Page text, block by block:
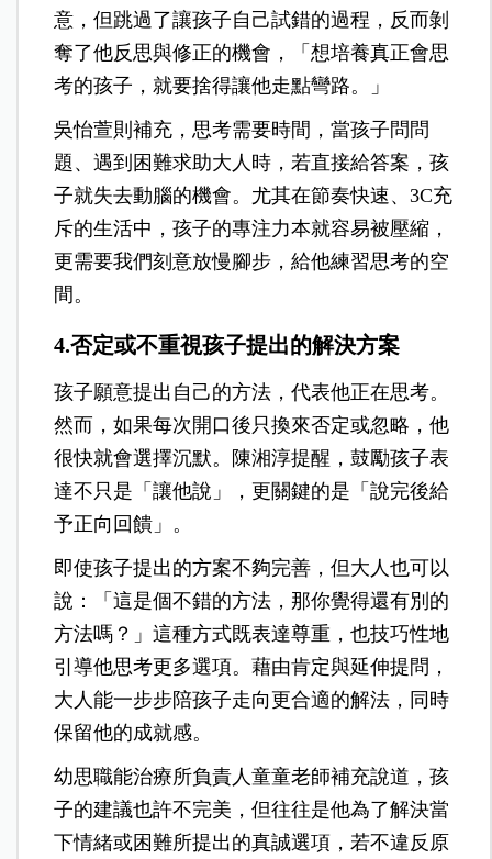
意，但跳過了讓孩子自己試錯的過程，反而剝
奪了他反思與修正的機會，「想培養真正會思
考的孩子，就要捨得讓他走點彎路。」
吳怡萱則補充，思考需要時間，當孩子問問
題、遇到困難求助大人時，若直接給答案，孩
子就失去動腦的機會。尤其在節奏快速、3C充
斥的生活中，孩子的專注力本就容易被壓縮，
更需要我們刻意放慢腳步，給他練習思考的空
間。
4.否定或不重視孩子提出的解決方案
孩子願意提出自己的方法，代表他正在思考。
然而，如果每次開口後只換來否定或忽略，他
很快就會選擇沉默。陳湘淳提醒，鼓勵孩子表
達不只是「讓他說」，更關鍵的是「說完後給
予正向回饋」。
即使孩子提出的方案不夠完善，但大人也可以
說：「這是個不錯的方法，那你覺得還有別的
方法嗎？」這種方式既表達尊重，也技巧性地
引導他思考更多選項。藉由肯定與延伸提問，
大人能一步步陪孩子走向更合適的解法，同時
保留他的成就感。
幼思職能治療所負責人童童老師補充說道，孩
子的建議也許不完美，但往往是他為了解決當
下情緒或困難所提出的真誠選項，若不違反原